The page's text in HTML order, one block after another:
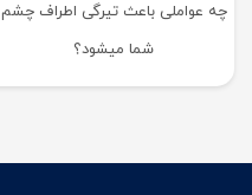
چه عواملی باعث تیرگی اطراف چشم
شما میشود؟